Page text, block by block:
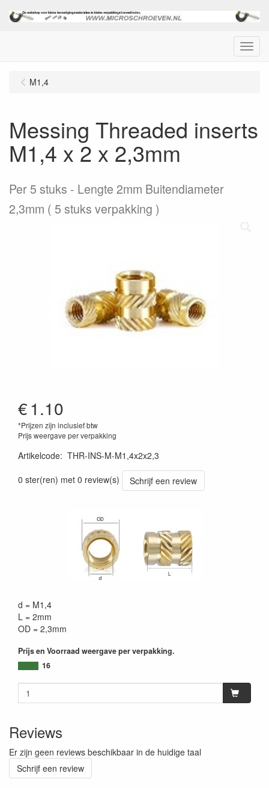
Menu
M1,4
Messing Threaded inserts
M1,4 x 2 x 2,3mm
Per 5 stuks
Lengte 2mm Buitendiameter
2,3mm ( 5 stuks verpakking )
€1.10
*Prijzen zijn inclusief btw
Prijs weergave per verpakking
Artikelcode: THR-INS-M-M1,4x2x2,3
0 ster(ren) met 0 review(s)
Schrijf een review
d = M1,4
L = 2mm
OD = 2,3mm
Prijs en Voorraad weergave per verpakking.
16
Reviews
Er zijn geen reviews beschikbaar in de huidige taal
Schrijf een review